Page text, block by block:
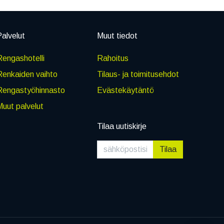
vaihto
palvelut
Muut tiedot
Rahoitus
Tilaus- ja toimitusehdot
Evästekäytäntö
Tilaa uutiskirje
Tilaa